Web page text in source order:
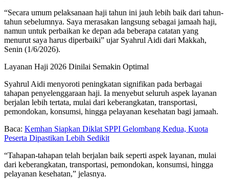
“Secara umum pelaksanaan haji tahun ini jauh lebih baik dari tahun-
tahun sebelumnya. Saya merasakan langsung sebagai jamaah haji,
namun untuk perbaikan ke depan ada beberapa catatan yang
menurut saya harus diperbaiki” ujar Syahrul Aidi dari Makkah,
Senin (1/6/2026).
Layanan Haji 2026 Dinilai Semakin Optimal
Syahrul Aidi menyoroti peningkatan signifikan pada berbagai
tahapan penyelenggaraan haji. Ia menyebut seluruh aspek layanan
berjalan lebih tertata, mulai dari keberangkatan, transportasi,
pemondokan, konsumsi, hingga pelayanan kesehatan bagi jamaah.
Baca: Kemhan Siapkan Diklat SPPI Gelombang Kedua, Kuota
Peserta Dipastikan Lebih Sedikit
“Tahapan-tahapan telah berjalan baik seperti aspek layanan, mulai
dari keberangkatan, transportasi, pemondokan, konsumsi, hingga
pelayanan kesehatan,” jelasnya.